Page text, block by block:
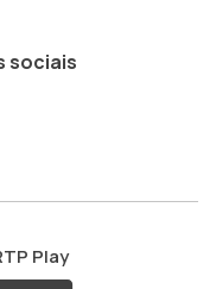
sociais
ao
Play